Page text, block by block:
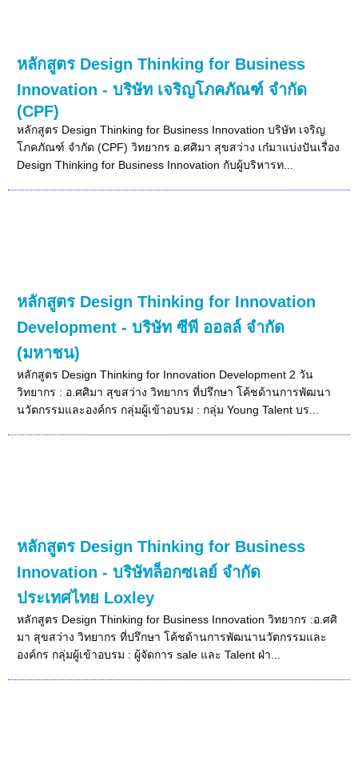
หลักสูตร Design Thinking for Business
Innovation - บริษัท เจริญโภคภัณฑ์ จำกัด
(CPF)
หลักสูตร Design Thinking for Business Innovation บริษัท เจริญ
โภคภัณฑ์ จำกัด (CPF) วิทยากร อ.ศศิมา สุขสว่าง เก๋มาแบ่งปันเรื่อง
Design Thinking for Business Innovation กับผู้บริหารท...
หลักสูตร Design Thinking for Innovation
Development - บริษัท ซีพี ออลล์ จำกัด
(มหาชน)
หลักสูตร Design Thinking for Innovation Development 2 วัน
วิทยากร : อ.ศศิมา สุขสว่าง วิทยากร ที่ปรึกษา โค้ชด้านการพัฒนา
นวัตกรรมและองค์กร กลุ่มผู้เข้าอบรม : กลุ่ม Young Talent บร...
หลักสูตร Design Thinking for Business
Innovation - บริษัทล็อกซเลย์ จำกัด
ประเทศไทย Loxley
หลักสูตร Design Thinking for Business Innovation วิทยากร :อ.ศศิ
มา สุขสว่าง วิทยากร ที่ปรึกษา โค้ชด้านการพัฒนานวัตกรรมและ
องค์กร กลุ่มผู้เข้าอบรม : ผู้จัดการ sale และ Talent ฝ่า...